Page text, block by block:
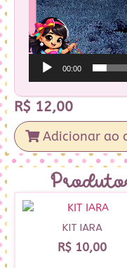
00:00
R$ 12,00
Adicionar ao
KIT IARA
R$ 10,00